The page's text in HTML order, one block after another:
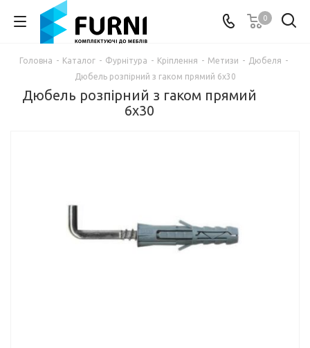
0
Головна - Каталог - Фурнітура - Кріплення - Метизи - Дюбеля -
Дюбель розпірний з гаком прямий 6х30
Дюбель розпірний з гаком прямий
6х30